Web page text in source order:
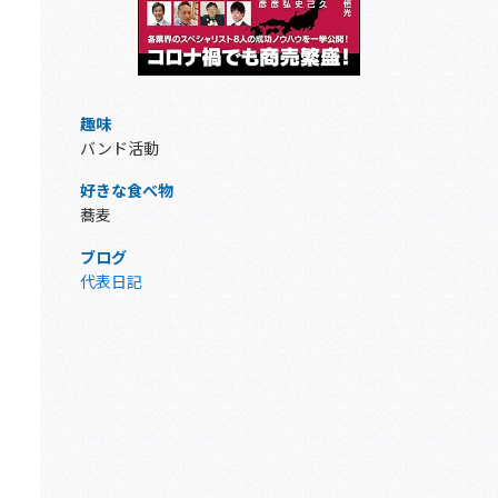
趣味
バンド活動
好きな食べ物
蕎麦
ブログ
代表日記